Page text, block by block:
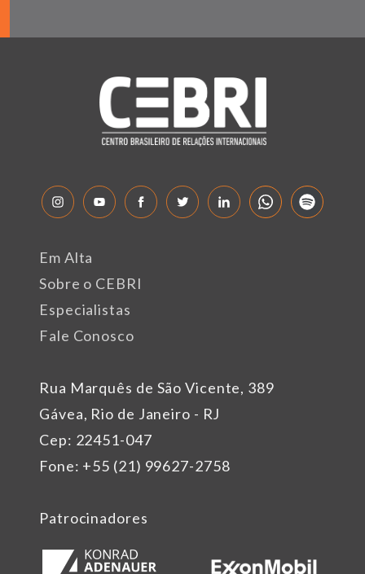
Rua Marquês de São Vicente, 389
Gávea, Rio de Janeiro - RJ
Cep: 22451-047
Fone: +55 (21) 99627-2758
Em Alta
Sobre o CEBRI
Especialistas
Fale Conosco
Patrocinadores